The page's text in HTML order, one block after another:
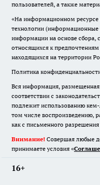
пользователей, а также
«На информационном
технологии (информационные
информации на основе сбора,
относящихся к
находящихся на территории
Политика
Вся информация, размещенная
соответствии с
подлежит использованию
том числе воспроизведению,
как с письменного
Внимание! Совершая любые
принимаете условия «
16+